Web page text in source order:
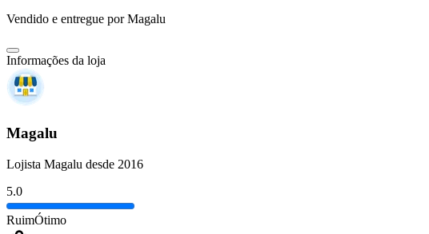
Vendido e entregue por Magalu
Informações da loja
Magalu
Lojista Magalu desde 2016
5.0
RuimÓtimo